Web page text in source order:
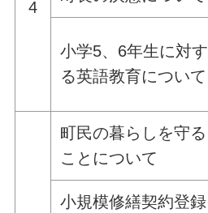
4
小学5、6年生に対す
る英語教育について
町民の暮らしを守る
ことについて
小規模修繕契約登録